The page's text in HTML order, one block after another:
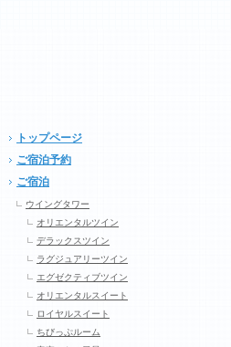
トップページ
ご宿泊予約
ご宿泊
ウイングタワー
オリエンタルツイン
デラックスツイン
ラグジュアリーツイン
エグゼクティブツイン
オリエンタルスイート
ロイヤルスイート
ちびっぷルーム